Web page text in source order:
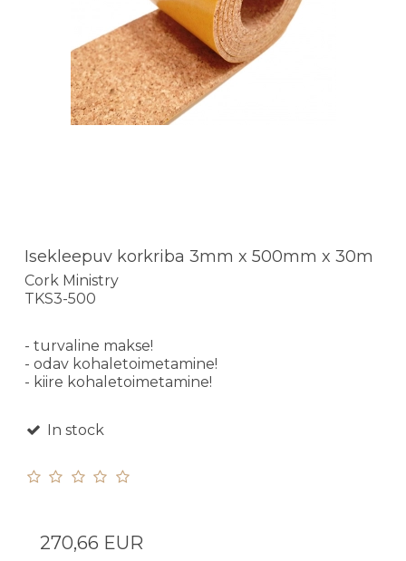
Isekleepuv korkriba 3mm x 500mm x 30m
Cork Ministry
TKS3-500
- turvaline makse!
- odav kohaletoimetamine!
- kiire kohaletoimetamine!
In stock
270,66 EUR